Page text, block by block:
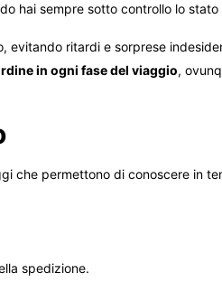
hai sempre sotto controllo lo
evitando ritardi e sorprese
in ogni fase del viaggio,
che permettono di conoscere in
spedizione.